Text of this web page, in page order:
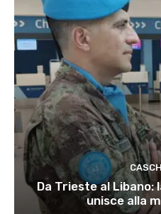
Da Trieste al Libano:
unisce alla